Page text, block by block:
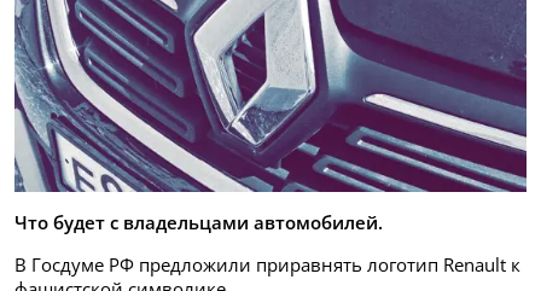
Что будет с владельцами автомобилей.
В Госдуме РФ предложили приравнять логотип Renault к